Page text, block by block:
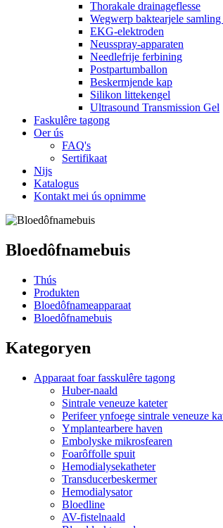
Thorakale drainageflesse
Wegwerp baktearjele samling
EKG-elektroden
Neusspray-apparaten
Needlefrije ferbining
Postpartumballon
Beskermjende kap
Silikon littekengel
Ultrasound Transmission Gel
Faskulêre tagong
Oer ús
FAQ's
Sertifikaat
Nijs
Katalogus
Kontakt mei ús opnimme
Bloedôfnamebuis
Thús
Produkten
Bloedôfnameapparaat
Bloedôfnamebuis
Kategoryen
Apparaat foar fasskulêre tagong
Huber-naald
Sintrale veneuze kateter
Perifeer ynfoege sintrale veneuze
Ymplantearbere haven
Embolyske mikrosfearen
Foarôffolle spuit
Hemodialysekatheter
Transducerbeskermer
Hemodialysator
Bloedline
AV-fistelnaald